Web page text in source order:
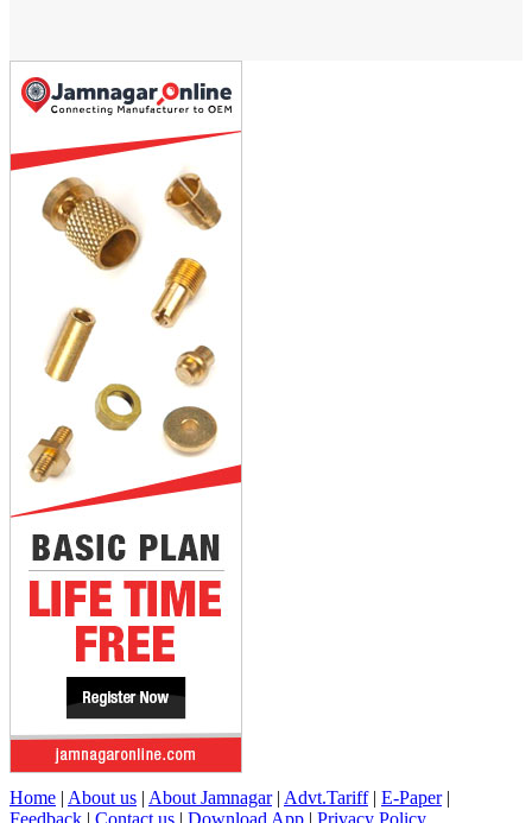
Home | About us | About Jamnagar| Advt.Tariff| E-Paper|
Feedback | Contact us | Download App | Privacy Policy